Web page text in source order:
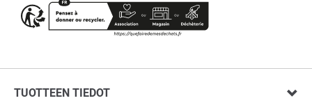
TUOTTEEN TIEDOT